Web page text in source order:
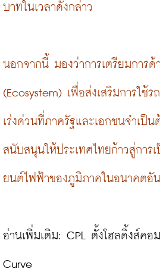
บาทในเวลาดังกล่าว
นอกจากนี้ มองว่าการเตรียมการด้
(Ecosystem) เพื่อส่งเสริมการใช้
เร่งด่วนที่ภาครัฐและเอกชนจำเป็
สนับสนุนให้ประเทศไทยก้าวสู่การ
ยนต์ไฟฟ้าของภูมิภาคในอนาคตอัน
อ่านเพิ่มเติม: CPL ตั้งโฮลดิ้งส์คอ
Curve